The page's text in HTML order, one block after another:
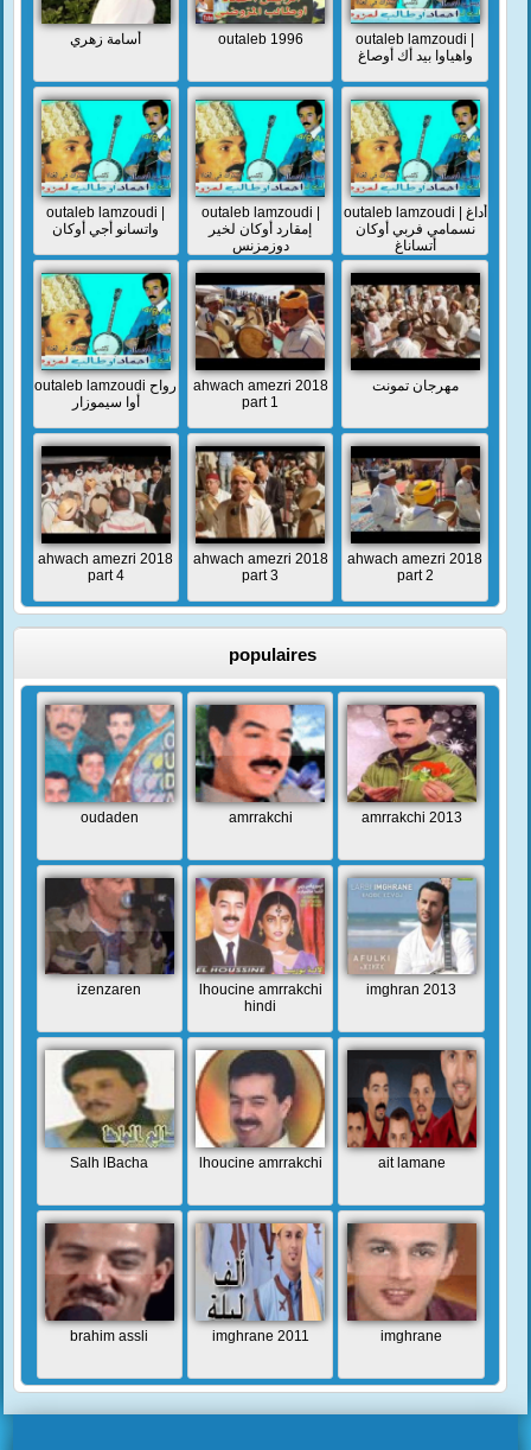
أسامة زهري outaleb 1996
outaleb lamzoudi |
واهياوا بيد أك أوصاغ
outaleb lamzoudi |
واتسانو أجي أوكان
outaleb lamzoudi |
إمقارد أوكان لخير
دوزمزنس
outaleb lamzoudi | أداغ
نسمامي فربي أوكان
أتساناغ
outaleb lamzoudi رواح
أوا سيموزار
ahwach amezri 2018
part 1
مهرجان تمونت
ahwach amezri 2018
part 4
ahwach amezri 2018
part 3
ahwach amezri 2018
part 2
populaires
oudaden amrrakchi amrrakchi 2013
izenzaren
lhoucine amrrakchi
hindi
imghran 2013
Salh lBacha lhoucine amrrakchi ait lamane
brahim assli imghrane 2011 imghrane